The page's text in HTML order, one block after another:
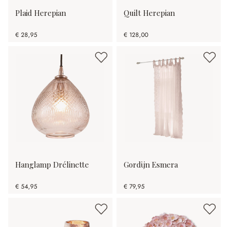
Plaid Herepian
€ 28,95
Quilt Herepian
€ 128,00
Hanglamp Drélinette
€ 54,95
Gordijn Esmera
€ 79,95